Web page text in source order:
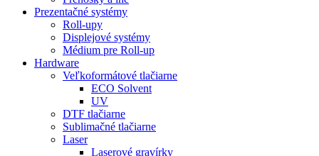
Prezentačné systémy
Roll-upy
Displejové systémy
Médium pre Roll-up
Hardware
Veľkoformátové tlačiarne
ECO Solvent
UV
DTF tlačiarne
Sublimačné tlačiarne
Laser
Laserové gravírky